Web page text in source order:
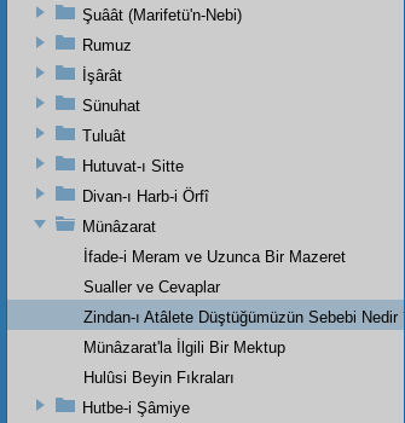
Şuâât (Marifetü'n-Nebi)
Rumuz
İşârât
Sünuhat
Tuluât
Hutuvat-ı Sitte
Divan-ı Harb-i Örfî
Münâzarat
İfade-i Meram ve Uzunca Bir Mazeret
Sualler ve Cevaplar
Zindan-ı Atâlete Düştüğümüzün Sebebi Nedir ?
Münâzarat'la İlgili Bir Mektup
Hulûsi Beyin Fıkraları
Hutbe-i Şâmiye